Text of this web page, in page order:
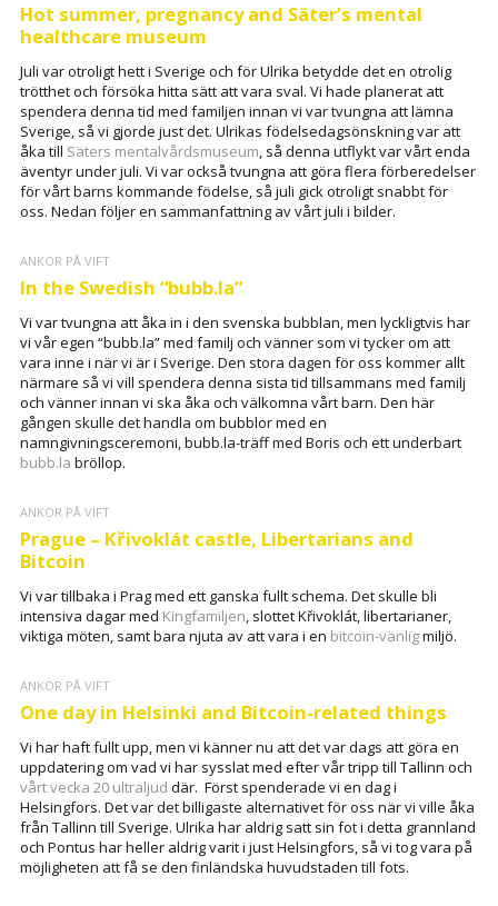
Hot summer, pregnancy and Säter’s mental
healthcare museum
Juli var otroligt hett i Sverige och för Ulrika betydde det en otrolig
trötthet och försöka hitta sätt att vara sval. Vi hade planerat att
spendera denna tid med familjen innan vi var tvungna att lämna
Sverige, så vi gjorde just det. Ulrikas födelsedagsönskning var att
åka till Säters mentalvårdsmuseum, så denna utflykt var vårt enda
äventyr under juli. Vi var också tvungna att göra flera förberedelser
för vårt barns kommande födelse, så juli gick otroligt snabbt för
oss. Nedan följer en sammanfattning av vårt juli i bilder.
ANKOR PÅ VIFT
In the Swedish “bubb.la”
Vi var tvungna att åka in i den svenska bubblan, men lyckligtvis har
vi vår egen “bubb.la” med familj och vänner som vi tycker om att
vara inne i när vi är i Sverige. Den stora dagen för oss kommer allt
närmare så vi vill spendera denna sista tid tillsammans med familj
och vänner innan vi ska åka och välkomna vårt barn. Den här
gången skulle det handla om bubblor med en
namngivningsceremoni, bubb.la-träff med Boris och ett underbart
bubb.la bröllop.
ANKOR PÅ VIFT
Prague – Křivoklát castle, Libertarians and
Bitcoin
Vi var tillbaka i Prag med ett ganska fullt schema. Det skulle bli
intensiva dagar med Kingfamiljen, slottet Křivoklát, libertarianer,
viktiga möten, samt bara njuta av att vara i en bitcoin-vänligmiljö.
ANKOR PÅ VIFT
One day in Helsinki and Bitcoin-related things
Vi har haft fullt upp, men vi känner nu att det var dags att göra en
uppdatering om vad vi har sysslat med efter vår tripp till Tallinn och
vårt vecka 20 ultraljud där. Först spenderade vi en dag i
Helsingfors. Det var det billigaste alternativet för oss när vi ville åka
från Tallinn till Sverige. Ulrika har aldrig satt sin fot i detta grannland
och Pontus har heller aldrig varit i just Helsingfors, så vi tog vara på
möjligheten att få se den finländska huvudstaden till fots.